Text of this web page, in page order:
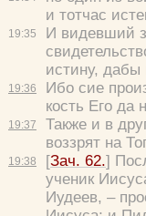
19:35
19:36
19:37
19:38
и тотчас
И видевший
истину,
Ибо сие
кость Его да
Также и в
воззрят на
[Зач. 62.]
ученик
Иудеев, –